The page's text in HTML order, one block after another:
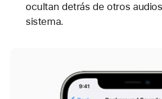
ocultan detrás de otros
sistema.